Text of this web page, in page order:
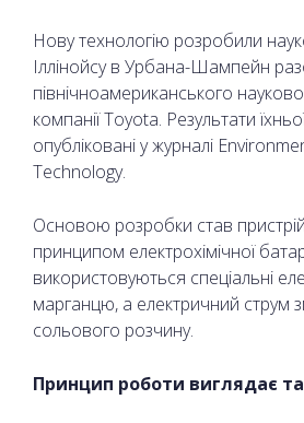
Нову технологію розробили
Іллінойсу в Урбана-Шампейн
північноамериканського
компанії Toyota. Результати
опубліковані у журналі
Technology.
Основою розробки став
принципом електрохімічної
використовуються спеціальні
марганцю, а електричний струм
сольового розчину.
Принцип роботи виглядає